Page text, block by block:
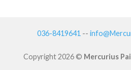
036-8419641 --
Copyright 2026 © Mercurius